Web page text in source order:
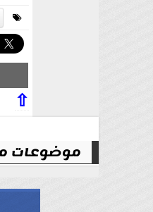
⇧
موضوعات